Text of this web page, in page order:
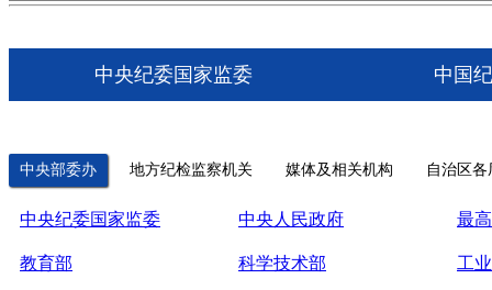
中央纪委国家监委 中国
中央部委办 地方纪检监察机关 媒体及相关机构 自治区
中央纪委国家监委 中央人民政府 最
教育部 科学技术部 工